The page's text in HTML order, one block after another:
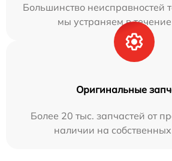
Большинство неисправностей
мы устраняем в
Оригинальные
Более 20 тыс. запчастей от
наличии на